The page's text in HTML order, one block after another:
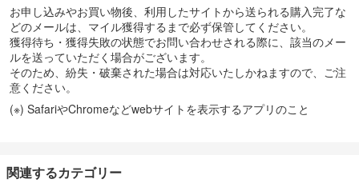
お申し込みやお買い物後、利用したサイトから送られる購入完了な
どのメールは、マイル獲得するまで必ず保管してください。
獲得待ち・獲得失敗の状態でお問い合わせされる際に、該当のメー
ルを送っていただく場合がございます。
そのため、紛失・破棄された場合は対応いたしかねますので、ご注
意ください。
(※) SafariやChromeなどwebサイトを表示するアプリのこと
関連するカテゴリー